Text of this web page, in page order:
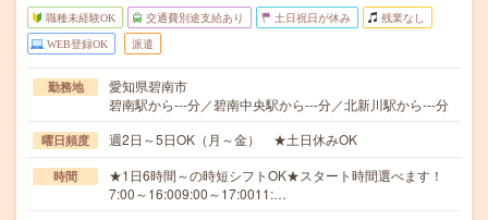
職種未経験OK 交通費別途支給あり 土日祝日が休み 残業なし
WEB登録OK 派遣
勤務地
愛知県碧南市
碧南駅から---分／碧南中央駅から---分／北新川駅から---分
曜日頻度 週2日～5日OK（月～金） ★土日休みOK
時間
★1日6時間～の時短シフトOK★スタート時間選べます！
7:00～16:009:00～17:0011:…